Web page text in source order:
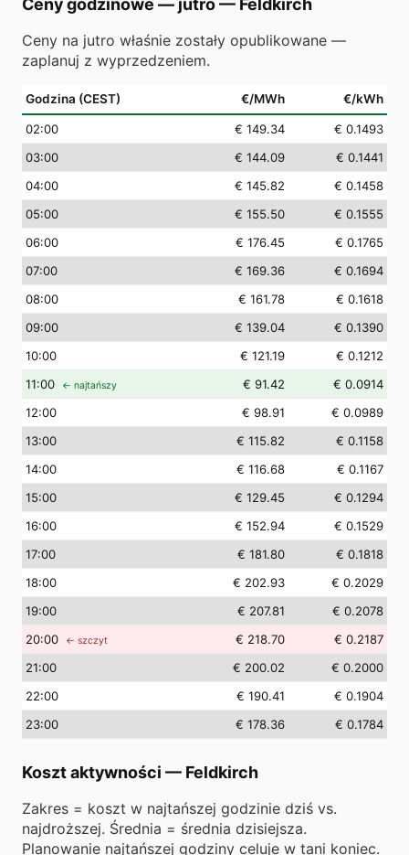
Ceny godzinowe — jutro— Feldkirch
Ceny na jutro właśnie zostały opublikowane —
zaplanuj z wyprzedzeniem.
Godzina (CEST) €/MWh €/kWh
02:00 € 149.34
€ 0.1493
03:00 € 144.09
€ 0.1441
04:00 € 145.82
€ 0.1458
05:00 € 155.50
€ 0.1555
06:00 € 176.45
€ 0.1765
07:00 € 169.36
€ 0.1694
08:00 € 161.78
€ 0.1618
09:00 € 139.04
€ 0.1390
10:00 € 121.19
€ 0.1212
11:00 ← najtańszy € 91.42
€ 0.0914
12:00 € 98.91
€ 0.0989
13:00 € 115.82
€ 0.1158
14:00 € 116.68
€ 0.1167
15:00 € 129.45
€ 0.1294
16:00 € 152.94
€ 0.1529
17:00 € 181.80
€ 0.1818
18:00 € 202.93
€ 0.2029
19:00 € 207.81
€ 0.2078
20:00 ← szczyt € 218.70
€ 0.2187
21:00 € 200.02
€ 0.2000
22:00 € 190.41
€ 0.1904
23:00 € 178.36 € 0.1784
Koszt aktywności — Feldkirch
Zakres = koszt w najtańszej godzinie dziś vs.
najdroższej. Średnia = średnia dzisiejsza.
Planowanie najtańszej godziny celuje w tani koniec.